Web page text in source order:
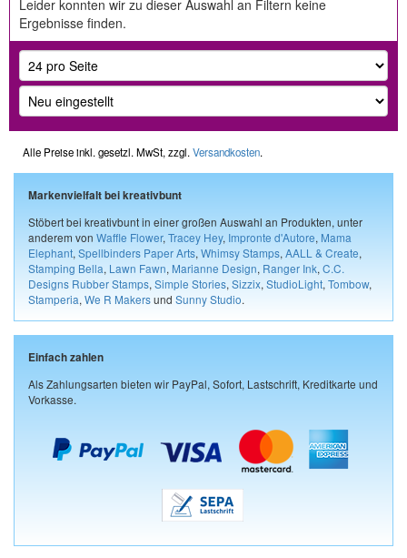
Leider konnten wir zu dieser Auswahl an Filtern keine
Ergebnisse finden.
Alle Preise inkl. gesetzl. MwSt, zzgl. Versandkosten.
Markenvielfalt bei kreativbunt
Stöbert bei kreativbunt in einer großen Auswahl an Produkten, unter
anderem von Waffle Flower, Tracey Hey, Impronte d'Autore, Mama
Elephant, Spellbinders Paper Arts, Whimsy Stamps, AALL & Create,
Stamping Bella, Lawn Fawn, Marianne Design, Ranger Ink, C.C.
Designs Rubber Stamps, Simple Stories, Sizzix, StudioLight, Tombow,
Stamperia, We R Makersund Sunny Studio.
Einfach zahlen
Als Zahlungsarten bieten wir PayPal, Sofort, Lastschrift, Kreditkarte und
Vorkasse.